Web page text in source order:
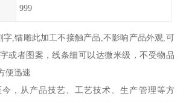
999
字,镭雕此加工不接触产品,不影响产品外观,可
或者图案，线条细可以达微米级，不受物品
便迅速
今，从产品技艺、工艺技术、生产管理等方